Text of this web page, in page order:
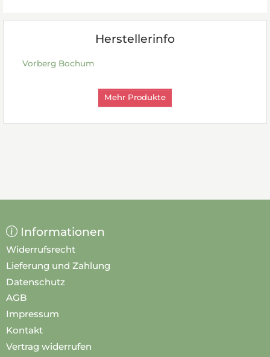
Herstellerinfo
Vorberg Bochum
Mehr Produkte
Informationen
Widerrufsrecht
Lieferung und Zahlung
Datenschutz
AGB
Impressum
Kontakt
Vertrag widerrufen